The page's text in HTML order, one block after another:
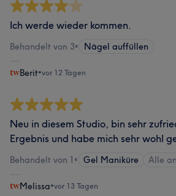
Ich werde wieder kommen.
Behandelt von 3• Nägel auffüllen
Berit•vor 12 Tagen
Neu in diesem Studio, bin sehr
Ergebnis und habe mich sehr wohl
Behandelt von 1 • Gel Maniküre Alle
Melissa•vor 13 Tagen